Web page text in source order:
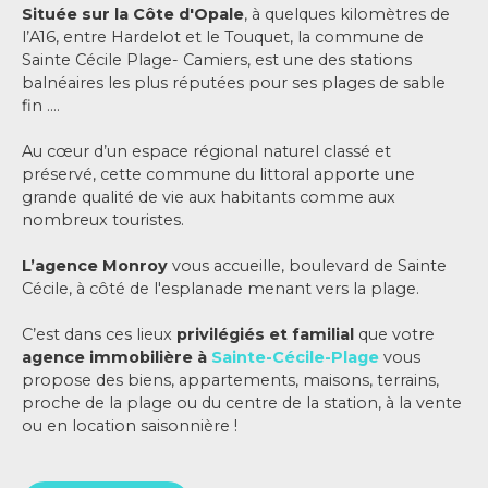
Située sur la Côte d'Opale, à quelques kilomètres de
l’A16, entre Hardelot et le Touquet, la commune de
Sainte Cécile Plage- Camiers, est une des stations
balnéaires les plus réputées pour ses plages de sable
fin ….
Au cœur d’un espace régional naturel classé et
préservé, cette commune du littoral apporte une
grande qualité de vie aux habitants comme aux
nombreux touristes.
L’agence Monroy vous accueille, boulevard de Sainte
Cécile, à côté de l'esplanade menant vers la plage.
C’est dans ces lieux privilégiés et familial que votre
agence immobilière à Sainte-Cécile-Plage vous
propose des biens, appartements, maisons, terrains,
proche de la plage ou du centre de la station, à la vente
ou en location saisonnière !